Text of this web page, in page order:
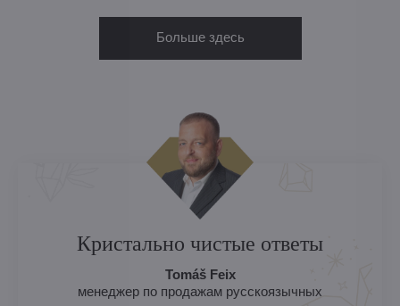
Больше здесь
Кристально чистые ответы
Tomáš Feix
менеджер по продажам русскоязычных